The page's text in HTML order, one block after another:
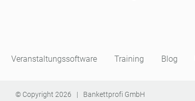
Veranstaltungssoftware Training Blog
© Copyright 2026 | Bankettprofi GmbH